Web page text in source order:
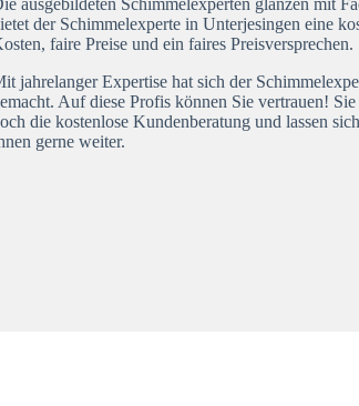
ausgebildeten Schimmelexperten glänzen mit
der Schimmelexperte in Unterjesingen eine
faire Preise und ein faires Preisversprechen.
jahrelanger Expertise hat sich der
Auf diese Profis können Sie vertrauen!
die kostenlose Kundenberatung und lassen
gerne weiter.